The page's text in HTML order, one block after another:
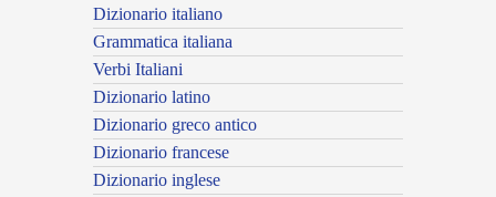
Dizionario italiano
Grammatica italiana
Verbi Italiani
Dizionario latino
Dizionario greco antico
Dizionario francese
Dizionario inglese